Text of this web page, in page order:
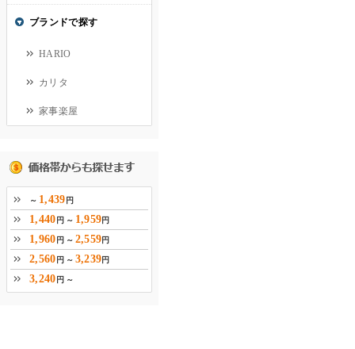
ブランドで探す
HARIO
カリタ
家事楽屋
～ 1,439 円
1,440 円 ～ 1,959円
1,960 円 ～ 2,559円
2,560 円 ～ 3,239円
3,240 円 ～